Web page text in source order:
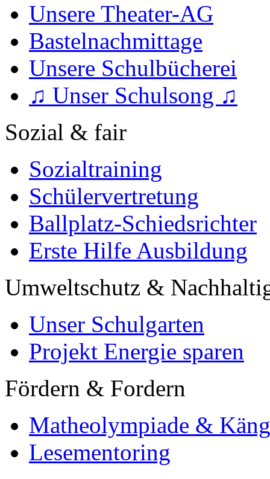
Unsere Theater-AG
Bastelnachmittage
Unsere Schulbücherei
♫ Unser Schulsong ♫
Sozial & fair
Sozialtraining
Schülervertretung
Ballplatz-Schiedsrichter
Erste Hilfe Ausbildung
Umweltschutz &
Unser Schulgarten
Projekt Energie sparen
Fördern & Fordern
Matheolympiade &
Lesementoring